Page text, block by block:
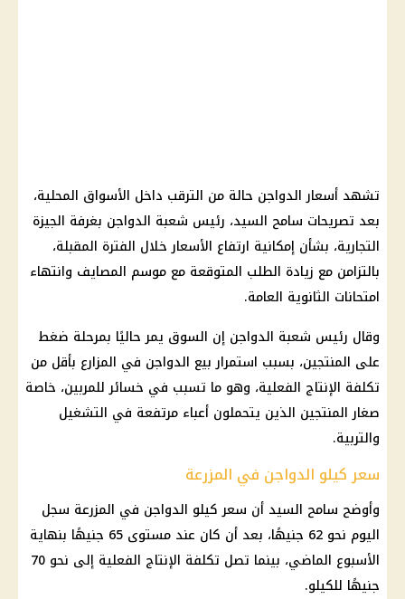
تشهد أسعار الدواجن حالة من الترقب داخل الأسواق المحلية،
بعد تصريحات سامح السيد، رئيس شعبة الدواجن بغرفة الجيزة
التجارية، بشأن إمكانية ارتفاع الأسعار خلال الفترة المقبلة،
بالتزامن مع زيادة الطلب المتوقعة مع موسم المصايف وانتهاء
امتحانات الثانوية العامة.
وقال رئيس شعبة الدواجن إن السوق يمر حاليًا بمرحلة ضغط
على المنتجين، بسبب استمرار بيع الدواجن في المزارع بأقل من
تكلفة الإنتاج الفعلية، وهو ما تسبب في خسائر للمربين، خاصة
صغار المنتجين الذين يتحملون أعباء مرتفعة في التشغيل
والتربية.
سعر كيلو الدواجن في المزرعة
وأوضح سامح السيد أن سعر كيلو الدواجن في المزرعة سجل
اليوم نحو 62 جنيهًا، بعد أن كان عند مستوى 65 جنيهًا بنهاية
الأسبوع الماضي، بينما تصل تكلفة الإنتاج الفعلية إلى نحو 70
جنيهًا للكيلو.